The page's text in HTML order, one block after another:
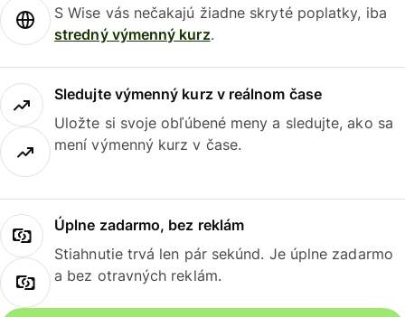
S Wise vás nečakajú žiadne skryté poplatky, iba
stredný výmenný kurz.
Sledujte výmenný kurz v reálnom čase
Uložte si svoje obľúbené meny a sledujte, ako sa
mení výmenný kurz v čase.
Úplne zadarmo, bez reklám
Stiahnutie trvá len pár sekúnd. Je úplne zadarmo
a bez otravných reklám.